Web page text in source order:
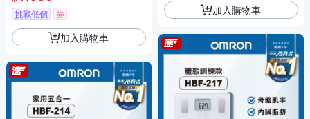
挑戰低價
券
加入購物車
加入購物車